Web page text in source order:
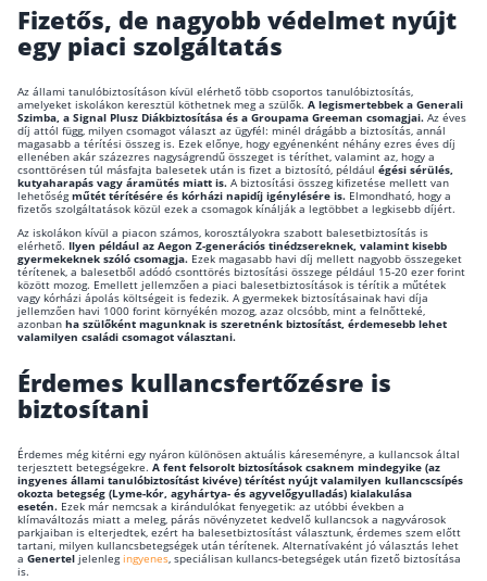
Betegbiztosítás
Egészségpénztár – Spórolj évi akár 150 ezer
Befektetés
Állampapír
Legjobb befektetés
Részvény vásárlás
Befektetési alapok
TBSZ számla
Gyermek megtakarítás
Lakástakarék
Hitel
Fizetős, de nagyobb védelmet nyújt
egy piaci szolgáltatás
Az állami tanulóbiztosításon kívül elérhető több csoportos tanulóbiztosítás,
amelyeket iskolákon keresztül köthetnek meg a szülők. A legismertebbek a Generali
Szimba, a Signal Plusz Diákbiztosítása és a Groupama Greeman csomagjai. Az éves
díj attól függ, milyen csomagot választ az ügyfél: minél drágább a biztosítás, annál
magasabb a térítési összeg is. Ezek előnye, hogy egyénenként néhány ezres éves díj
ellenében akár százezres nagyságrendű összeget is téríthet, valamint az, hogy a
csonttörésen túl másfajta balesetek után is fizet a biztosító, például égési sérülés,
kutyaharapás vagy áramütés miatt is. A biztosítási összeg kifizetése mellett van
lehetőségműtét térítésére és kórházi napidíj igénylésére is. Elmondható, hogy a
fizetős szolgáltatások közül ezek a csomagok kínálják a legtöbbet a legkisebb díjért.
Az iskolákon kívül a piacon számos, korosztályokra szabott balesetbiztosítás is
elérhető. Ilyen például az Aegon Z-generációs tinédzsereknek, valamint kisebb
gyermekeknek szóló csomagja. Ezek magasabb havi díj mellett nagyobb összegeket
térítenek, a balesetből adódó csonttörés biztosítási összege például 15-20 ezer forint
között mozog. Emellett jellemzően a piaci balesetbiztosítások is térítik a műtétek
vagy kórházi ápolás költségeit is fedezik. A gyermekek biztosításainak havi díja
jellemzően havi 1000 forint környékén mozog, azaz olcsóbb, mint a felnőtteké,
azonban ha szülőként magunknak is szeretnénk biztosítást, érdemesebb lehet
valamilyen családi csomagot választani.
Érdemes kullancsfertőzésre is
biztosítani
Érdemes még kitérni egy nyáron különösen aktuális káreseményre, a kullancsok által
terjesztett betegségekre. A fent felsorolt biztosítások csaknem mindegyike (az
ingyenes állami tanulóbiztosítást kivéve) térítést nyújt valamilyen kullancscsípés
okozta betegség (Lyme-kór, agyhártya- és agyvelőgyulladás) kialakulása
esetén. Ezek már nemcsak a kirándulókat fenyegetik: az utóbbi években a
klímaváltozás miatt a meleg, párás növényzetet kedvelő kullancsok a nagyvárosok
parkjaiban is elterjedtek, ezért ha balesetbiztosítást választunk, érdemes szem előtt
tartani, milyen kullancsbetegségek után térítenek. Alternatívaként jó választás lehet
a Genertel jelenlegingyenes, speciálisan kullancs-betegségek után fizető biztosítása
is.